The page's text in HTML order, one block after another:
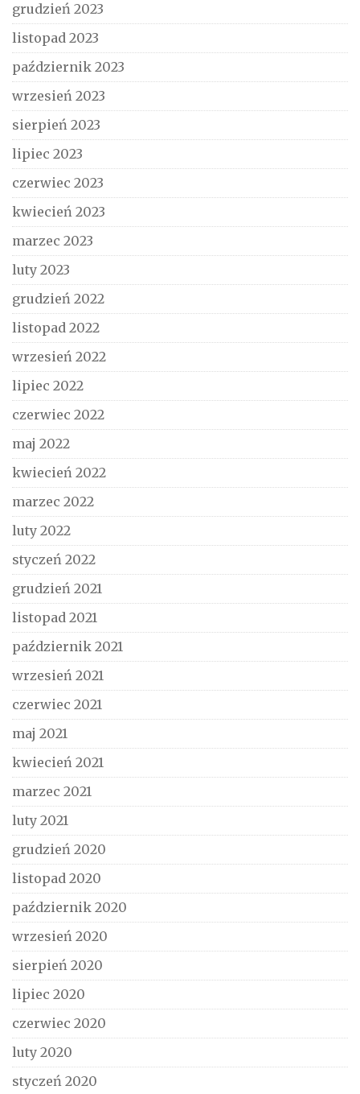
grudzień 2023
listopad 2023
październik 2023
wrzesień 2023
sierpień 2023
lipiec 2023
czerwiec 2023
kwiecień 2023
marzec 2023
luty 2023
grudzień 2022
listopad 2022
wrzesień 2022
lipiec 2022
czerwiec 2022
maj 2022
kwiecień 2022
marzec 2022
luty 2022
styczeń 2022
grudzień 2021
listopad 2021
październik 2021
wrzesień 2021
czerwiec 2021
maj 2021
kwiecień 2021
marzec 2021
luty 2021
grudzień 2020
listopad 2020
październik 2020
wrzesień 2020
sierpień 2020
lipiec 2020
czerwiec 2020
luty 2020
styczeń 2020